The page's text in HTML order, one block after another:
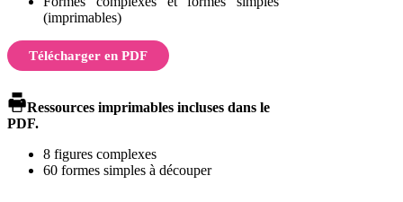
(imprimables)
Télécharger en PDF
Ressources imprimables incluses dans le
PDF.
8 figures complexes
60 formes simples à découper